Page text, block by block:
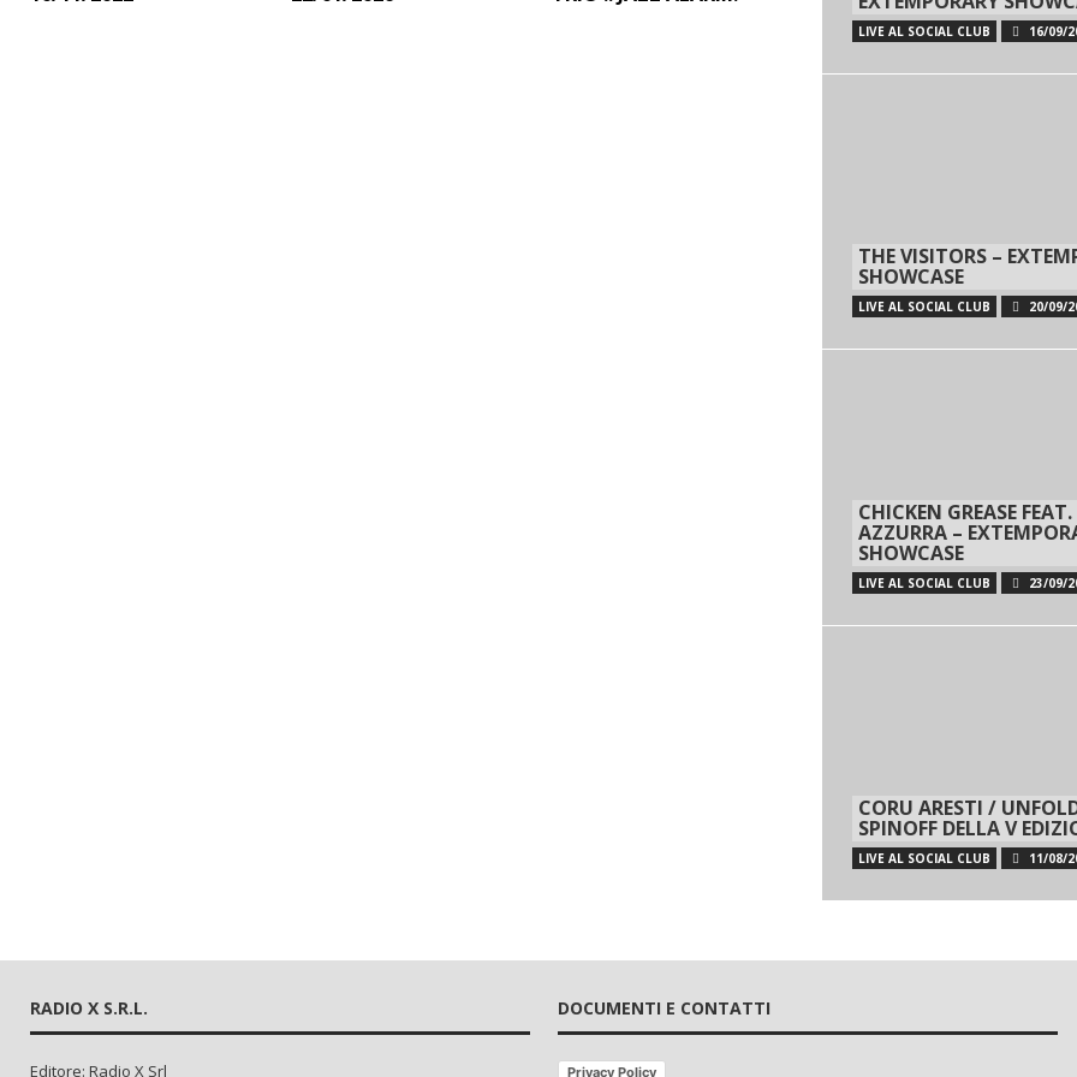
LIVE AL SOCIAL CLUB 16/09/
THE VISITORS –
SHOWCASE
LIVE AL SOCIAL CLUB 20/09/
CHICKEN GREASE FEAT.
AZZURRA –
SHOWCASE
LIVE AL SOCIAL CLUB 23/09/
CORU ARESTI /
SPINOFF DELLA V
LIVE AL SOCIAL CLUB 11/08/
RADIO X S.R.L.
Editore: Radio X Srl
DOCUMENTI E CONTATTI
Privacy Policy